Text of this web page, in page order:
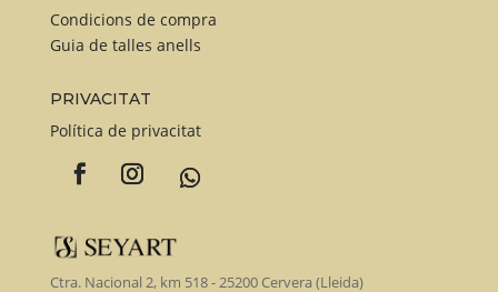
Condicions de compra
Guia de talles anells
PRIVACITAT
Política de privacitat
Ctra. Nacional 2, km 518 - 25200 Cervera (Lleida)